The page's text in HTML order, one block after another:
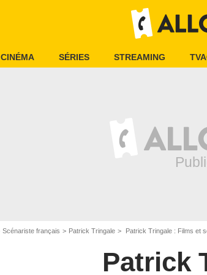
CINÉMA SÉRIES STREAMING
Scénariste français Patrick Tringale Patrick Tringale : Films et
Patrick